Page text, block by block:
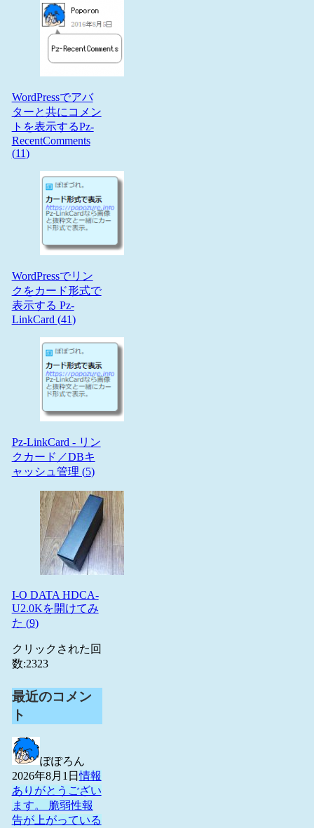
WordPressでアバ
ターと共にコメン
トを表示するPz-
RecentComments
(11)
WordPressでリン
クをカード形式で
表示する Pz-
LinkCard (41)
Pz-LinkCard - リン
クカード／DBキ
ャッシュ管理 (5)
I-O DATA HDCA-
U2.0Kを開けてみ
た (9)
クリックされた回
数:2323
最近のコメン
ト
ぽぽろん
2026年8月1日情報
ありがとうござい
ます。 脆弱性報
告が上がっている